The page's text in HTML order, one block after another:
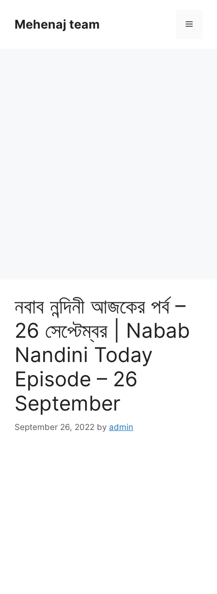
contentMehenaj team Menu
নবাব নন্দিনী আজকের পর্ব –
26 সেপ্টেম্বর | Nabab
Nandini Today
Episode – 26
September
September 26, 2022 by admin